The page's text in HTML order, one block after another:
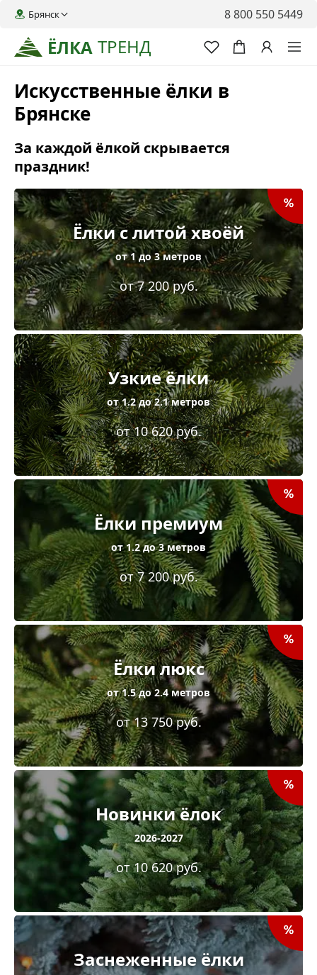
ЁЛКА ТРЕНД
Брянск 8 800 550 5449
Искусственные ёлки в
Брянске
За каждой ёлкой скрывается
праздник!
Ёлки с литой хвоёй
от 1 до 3 метров
от 7 200 руб.
Узкие ёлки
от 1.2 до 2.1 метров
от 10 620 руб.
Ёлки премиум
от 1.2 до 3 метров
от 7 200 руб.
Ёлки люкс
от 1.5 до 2.4 метров
от 13 750 руб.
Новинки ёлок
2026-2027
от 10 620 руб.
Заснеженные ёлки